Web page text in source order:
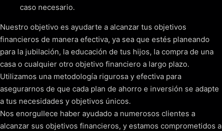
caso necesario.
Nuestro objetivo es ayudarte a alcanzar tus objetivos
financieros de manera efectiva, ya sea que estés planeando
para la jubilación, la educación de tus hijos, la compra de una
casa o cualquier otro objetivo financiero a largo plazo.
Utilizamos una metodología rigurosa y efectiva para
asegurarnos de que cada plan de ahorro e inversión se adapte
a tus necesidades y objetivos únicos.
Nos enorgullece haber ayudado a numerosos clientes a
alcanzar sus objetivos financieros, y estamos comprometidos a